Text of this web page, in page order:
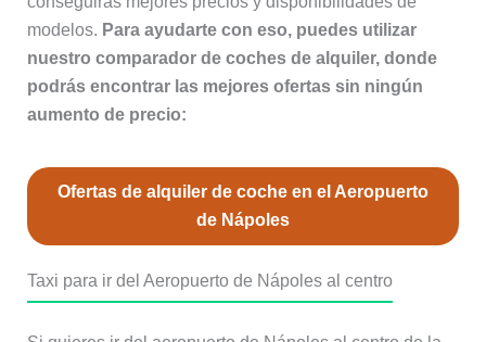
modelos. Para ayudarte con eso, puedes utilizar
nuestro comparador de coches de alquiler, donde
podrás encontrar las mejores ofertas sin ningún
aumento de precio:
Ofertas de alquiler de coche en el Aeropuerto
de Nápoles
Taxi para ir del Aeropuerto de Nápoles al centro